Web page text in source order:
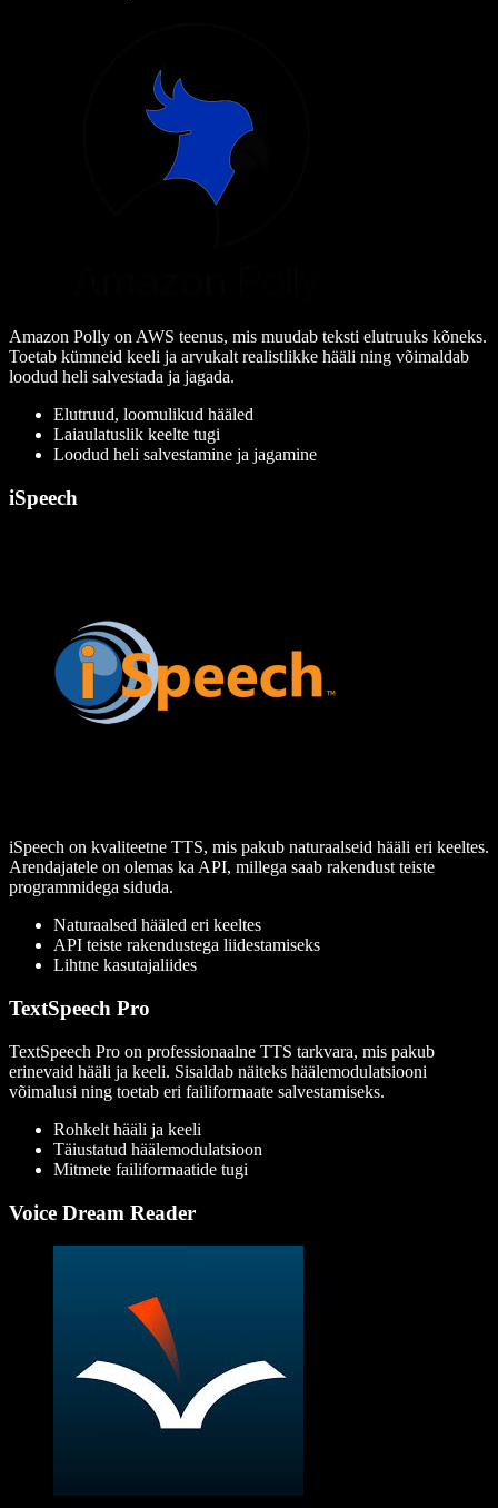
Amazon Polly on AWS teenus, mis muudab teksti elutruuks kõneks.
Toetab kümneid keeli ja arvukalt realistlikke hääli ning võimaldab
loodud heli salvestada ja jagada.
Elutruud, loomulikud hääled
Laiaulatuslik keelte tugi
Loodud heli salvestamine ja jagamine
iSpeech
iSpeech on kvaliteetne TTS, mis pakub naturaalseid hääli eri keeltes.
Arendajatele on olemas ka API, millega saab rakendust teiste
programmidega siduda.
Naturaalsed hääled eri keeltes
API teiste rakendustega liidestamiseks
Lihtne kasutajaliides
TextSpeech Pro
TextSpeech Pro on professionaalne TTS tarkvara, mis pakub
erinevaid hääli ja keeli. Sisaldab näiteks häälemodulatsiooni
võimalusi ning toetab eri failiformaate salvestamiseks.
Rohkelt hääli ja keeli
Täiustatud häälemodulatsioon
Mitmete failiformaatide tugi
Voice Dream Reader